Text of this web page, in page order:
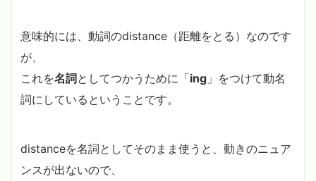
意味的には、動詞のdistance（距離をとる）なのです
が、
これを名詞としてつかうために「ing 」をつけて動名
詞にしているということです。
distanceを名詞としてそのまま使うと、動きのニュア
ンスが出ないので、